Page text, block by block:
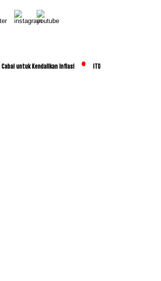
untuk Kendalikan Inflasi ITDC dan IMI Jalin Kerja Sama